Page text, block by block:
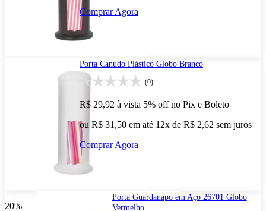
Comprar Agora
Porta Canudo Plástico Globo Branco
(0)
R$ 29,92 à vista 5% off no Pix e Boleto
ou R$ 31,50 em até 12x de R$ 2,62 sem juros
Comprar Agora
20%
Porta Guardanapo em Aço 26701 Globo
Vermelho